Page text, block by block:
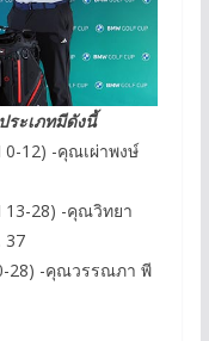
ระเภทมีดังนี้
12) -คุณเผ่าพงษ์
13-28) -คุณวิทยา
37
28) -คุณวรรณภา พี